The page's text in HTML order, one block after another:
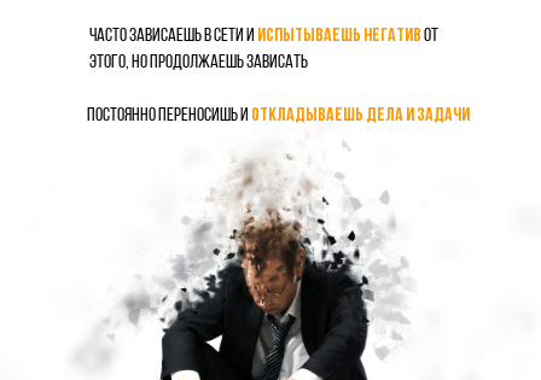
Постоянно переносишь и откладываешь дела и задачи
Часто зависаешь в сети и испытываешь негативот
этого, но продолжаешь зависать